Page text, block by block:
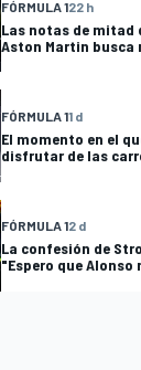
FÓRMULA 122 h
Las notas de mitad
Aston Martin busca
FÓRMULA 11 d
El momento en el
disfrutar de las
FÓRMULA 12 d
La confesión de
"Espero que Alonso